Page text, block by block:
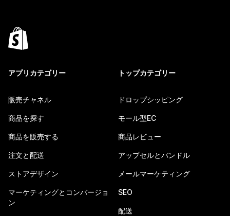
アプリカテゴリー
販売チャネル
商品を探す
商品を販売する
注文と配送
ストアデザイン
マーケティングとコンバージョ
ン
トップカテゴリー
ドロップシッピング
モール型EC
商品レビュー
アップセルとバンドル
メールマーケティング
SEO
配送